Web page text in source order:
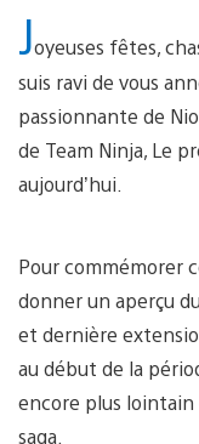
Joyeuses fêtes,
suis ravi de vous
passionnante de
de Team Ninja, Le
aujourd’hui.
Pour commémorer
donner un aperçu
et dernière
au début de la
encore plus
saga.